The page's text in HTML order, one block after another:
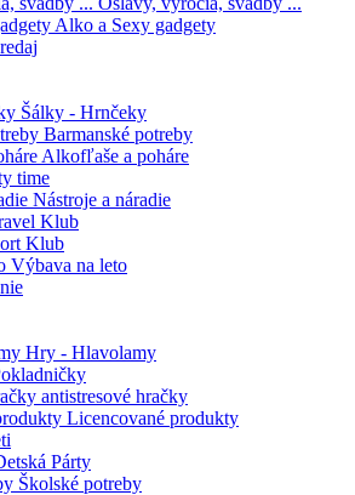
Alko a Sexy gadgety
Šálky - Hrnčeky
Barmanské potreby
Alkofľaše a poháre
time
Nástroje a náradie
Klub
Klub
Výbava na leto
Hry - Hlavolamy
antistresové hračky
Licencované produkty
Párty
Školské potreby